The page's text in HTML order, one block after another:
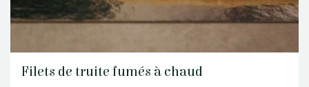
Filets de truite fumés à chaud